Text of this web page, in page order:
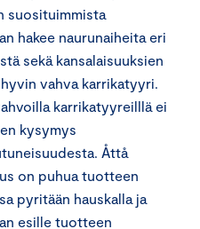
suosituimmista
hakee naurunaiheita eri
sekä kansalaisuuksien
vahva karrikatyyri.
karrikatyyreilllä ei
kysymys
Åttå
on puhua tuotteen
pyritään hauskalla ja
esille tuotteen